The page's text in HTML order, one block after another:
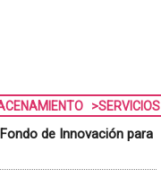
>SERVICIOS
de Innovación para